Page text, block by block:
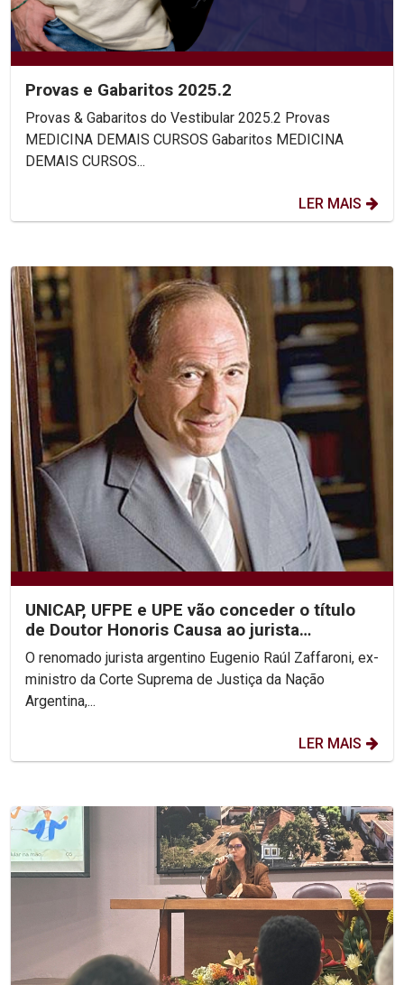
Provas e Gabaritos 2025.2
Provas & Gabaritos do Vestibular 2025.2 Provas
MEDICINA DEMAIS CURSOS Gabaritos MEDICINA
DEMAIS CURSOS...
LER MAIS
UNICAP, UFPE e UPE vão conceder o título
de Doutor Honoris Causa ao jurista
argentino Eugenio...
O renomado jurista argentino Eugenio Raúl Zaffaroni, ex-
ministro da Corte Suprema de Justiça da Nação
Argentina,...
LER MAIS